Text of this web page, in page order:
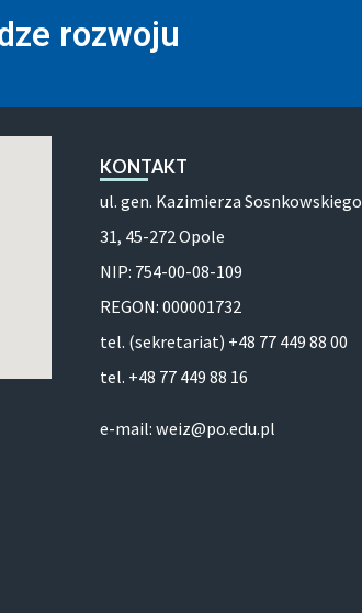
rozwoju
KONTAKT
ul. gen. Kazimierza Sosnkowskiego
31, 45-272 Opole
NIP: 754-00-08-109
REGON: 000001732
tel. (sekretariat) +48 77 449 88 00
tel. +48 77 449 88 16
e-mail: weiz@po.edu.pl